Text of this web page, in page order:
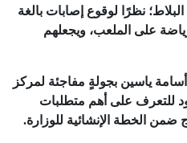
نظرًا لوقوع إصابات بالغة
على الملعب، ويجعلهم
ياسين بجولةٍ مفاجئة لمركز
للتعرف على أهم متطلبات
ضمن الخطة الإنشائية للوزارة.